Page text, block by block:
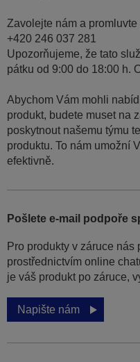
Zavolejte nám a
+420 246 037 281
Upozorňujeme, že tato
pátku od 9:00 do 18:00 h.
Abychom Vám mohli
produkt, budete muset na
poskytnout našemu týmu
produktu. To nám umožní
efektivně.
Pošlete e-mail podpoře
Pro produkty v záruce nás
prostřednictvím online
je váš produkt po záruce,
Napište nám